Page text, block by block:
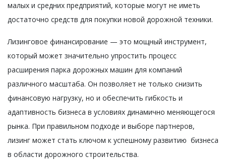
малых и средних предприятий, которые могут не иметь
достаточно средств для покупки новой дорожной техники.
Лизинговое финансирование — это мощный инструмент,
который может значительно упростить процесс
расширения парка дорожных машин для компаний
различного масштаба. Он позволяет не только снизить
финансовую нагрузку, но и обеспечить гибкость и
адаптивность бизнеса в условиях динамично меняющегося
рынка. При правильном подходе и выборе партнеров,
лизинг может стать ключом к успешному развитию бизнеса
в области дорожного строительства.